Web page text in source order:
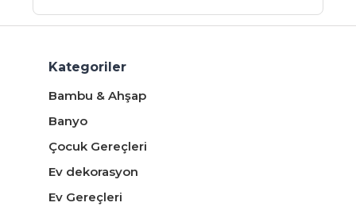
Kategoriler
Bambu & Ahşap
Banyo
Çocuk Gereçleri
Ev dekorasyon
Ev Gereçleri